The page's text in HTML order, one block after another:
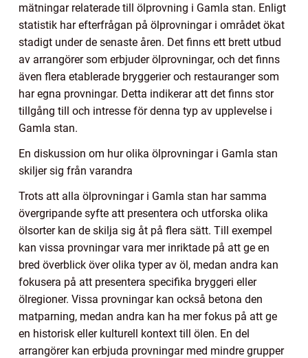
mätningar relaterade till ölprovning i Gamla stan. Enligt
statistik har efterfrågan på ölprovningar i området ökat
stadigt under de senaste åren. Det finns ett brett utbud
av arrangörer som erbjuder ölprovningar, och det finns
även flera etablerade bryggerier och restauranger som
har egna provningar. Detta indikerar att det finns stor
tillgång till och intresse för denna typ av upplevelse i
Gamla stan.
En diskussion om hur olika ölprovningar i Gamla stan
skiljer sig från varandra
Trots att alla ölprovningar i Gamla stan har samma
övergripande syfte att presentera och utforska olika
ölsorter kan de skilja sig åt på flera sätt. Till exempel
kan vissa provningar vara mer inriktade på att ge en
bred överblick över olika typer av öl, medan andra kan
fokusera på att presentera specifika bryggeri eller
ölregioner. Vissa provningar kan också betona den
matparning, medan andra kan ha mer fokus på att ge
en historisk eller kulturell kontext till ölen. En del
arrangörer kan erbjuda provningar med mindre grupper